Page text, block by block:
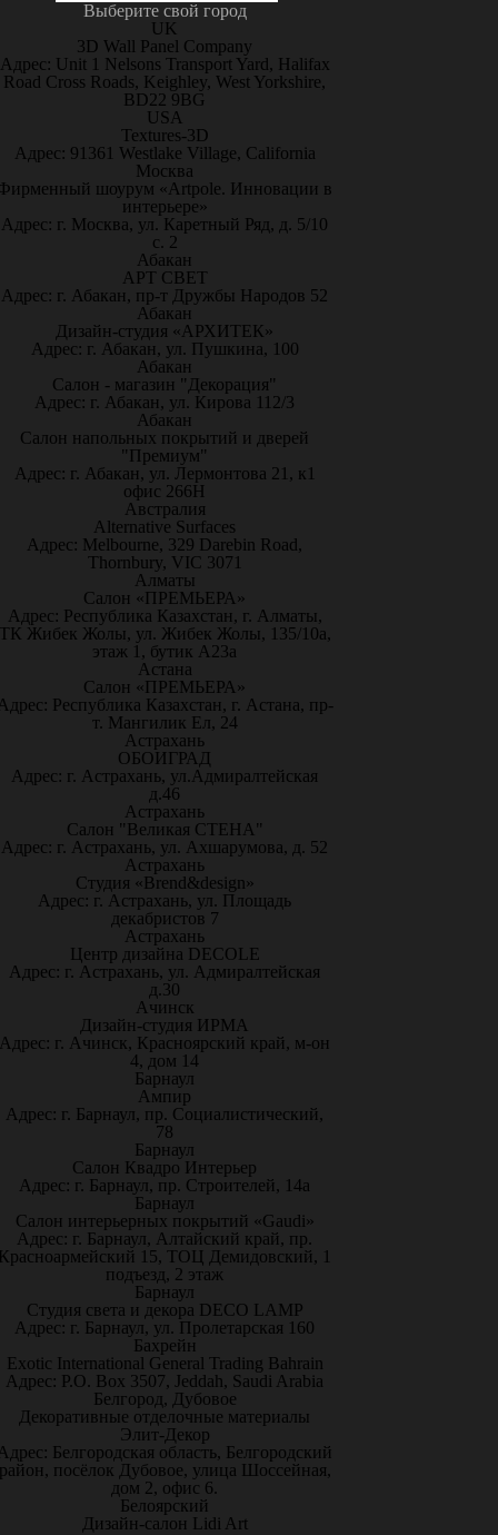
Выберите свой город
UK
3D Wall Panel Company
Адрес: Unit 1 Nelsons Transport Yard, Halifax
Road Cross Roads, Keighley, West Yorkshire,
BD22 9BG
USA
Textures-3D
Адрес: 91361 Westlake Village, California
Москва
шоурум «Artpole. Инновации в
интерьере»
Адрес: г. Москва, ул. Каретный Ряд, д. 5/10
с. 2
Абакан
АРТ СВЕТ
Адрес: г. Абакан, пр-т Дружбы Народов 52
Абакан
Дизайн-студия «АРХИТЕК»
Адрес: г. Абакан, ул. Пушкина, 100
Абакан
Салон - магазин "Декорация"
Адрес: г. Абакан, ул. Кирова 112/3
Абакан
Салон напольных покрытий и дверей
"Премиум"
Адрес: г. Абакан, ул. Лермонтова 21, к1
офис 266Н
Австралия
Alternative Surfaces
Адрес: Melbourne, 329 Darebin Road,
Thornbury, VIC 3071
Алматы
Салон «ПРЕМЬЕРА»
Адрес: Республика Казахстан, г. Алматы,
Жибек Жолы, ул. Жибек Жолы, 135/10а,
этаж 1, бутик А23а
Астана
Салон «ПРЕМЬЕРА»
Республика Казахстан, г. Астана, пр-
т. Мангилик Ел, 24
Астрахань
ОБОИГРАД
Адрес: г. Астрахань, ул.Адмиралтейская
д.46
Астрахань
Салон "Великая СТЕНА"
Адрес: г. Астрахань, ул. Ахшарумова, д. 52
Астрахань
Студия «Brend&design»
Адрес: г. Астрахань, ул. Площадь
декабристов 7
Астрахань
Центр дизайна DECOLE
Адрес: г. Астрахань, ул. Адмиралтейская
д.30
Ачинск
Дизайн-студия ИРМА
Адрес: г. Ачинск, Красноярский край, м-он
4, дом 14
Барнаул
Ампир
Адрес: г. Барнаул, пр. Социалистический,
78
Барнаул
Салон Квадро Интерьер
Адрес: г. Барнаул, пр. Строителей, 14а
Барнаул
Салон интерьерных покрытий «Gaudi»
Адрес: г. Барнаул, Алтайский край, пр.
15, ТОЦ Демидовский, 1
подъезд, 2 этаж
Барнаул
Студия света и декора DECO LAMP
Адрес: г. Барнаул, ул. Пролетарская 160
Бахрейн
Exotic International General Trading Bahrain
Адрес: P.O. Box 3507, Jeddah, Saudi Arabia
Белгород, Дубовое
Декоративные отделочные материалы
Элит-Декор
Белгородская область, Белгородский
посёлок Дубовое, улица Шоссейная,
дом 2, офис 6.
Белоярский
Дизайн-салон Lidi Art